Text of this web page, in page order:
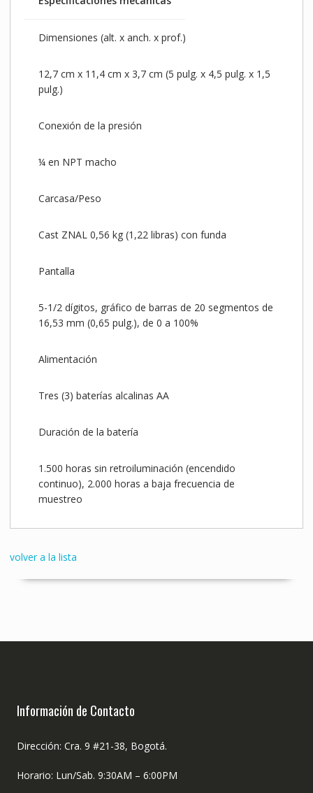
Dimensiones (alt. x anch. x prof.)
12,7 cm x 11,4 cm x 3,7 cm (5 pulg. x 4,5 pulg. x 1,5
pulg.)
Conexión de la presión
¼ en NPT macho
Carcasa/Peso
Cast ZNAL 0,56 kg (1,22 libras) con funda
Pantalla
5-1/2 dígitos, gráfico de barras de 20 segmentos de
16,53 mm (0,65 pulg.), de 0 a 100%
Alimentación
Tres (3) baterías alcalinas AA
Duración de la batería
1.500 horas sin retroiluminación (encendido
continuo), 2.000 horas a baja frecuencia de
muestreo
volver a la lista
Información de Contacto
Dirección: Cra. 9 #21-38, Bogotá.
Horario: Lun/Sab. 9:30AM – 6:00PM